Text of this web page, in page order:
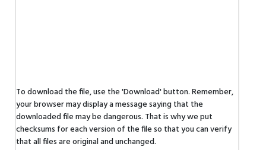
To download the file, use the 'Download' button. Remember,
your browser may display a message saying that the
downloaded file may be dangerous. That is why we put
checksums for each version of the file so that you can verify
that all files are original and unchanged.